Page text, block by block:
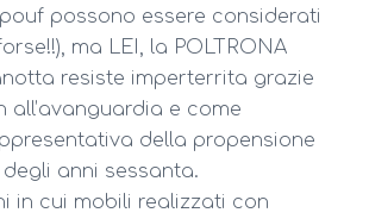
possono essere considerati
ma LEI, la POLTRONA
resiste imperterrita grazie
all’avanguardia e come
della propensione
degli anni sessanta.
in cui mobili realizzati con